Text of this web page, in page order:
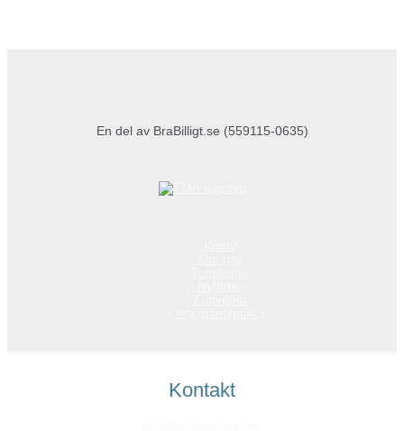
En del av BraBilligt.se (559115-0635)
Kontakt